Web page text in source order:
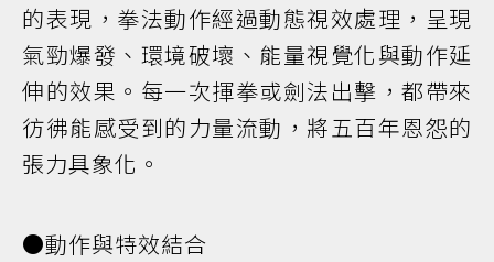
的表現，拳法動作經過動態視效處理，呈現
氣勁爆發、環境破壞、能量視覺化與動作延
伸的效果。每一次揮拳或劍法出擊，都帶來
彷彿能感受到的力量流動，將五百年恩怨的
張力具象化。
●動作與特效結合